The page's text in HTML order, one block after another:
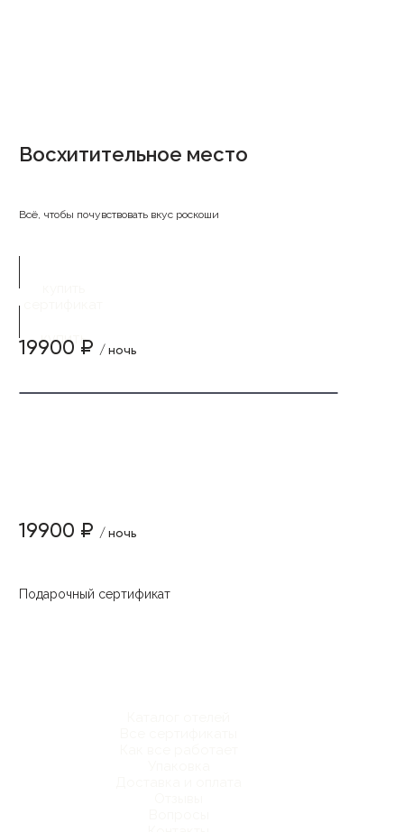
Восхитительное место
Всё, чтобы почувствовать вкус роскоши
купить
19900 ₽ / ночь
19900 ₽ / ночь
Подарочный сертификат